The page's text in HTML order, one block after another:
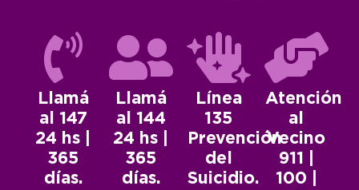
Llamá
al 147
24 hs |
365
días.
Llamá
al 144
24 hs |
365
días.
Línea
135
Prevención
del
Suicidio.
Atención
al
Vecino
911 |
100 |